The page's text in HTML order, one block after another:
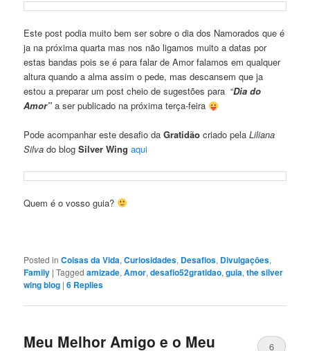
Este post podia muito bem ser sobre o dia dos Namorados que é
ja na próxima quarta mas nos não ligamos muito a datas por
estas bandas pois se é para falar de Amor falamos em qualquer
altura quando a alma assim o pede, mas descansem que ja
estou a preparar um post cheio de sugestões para “Dia do
Amor” a ser publicado na próxima terça-feira
Pode acompanhar este desafio daGratidão criado pelaLiliana
Silva do blogSilver Wing aqui
Quem é o vosso guia?
Posted in Coisas da Vida,Curiosidades, Desafios, Divulgaçōes,
Family |Tagged amizade,Amor,desafio52gratidao,guia,the silver
wing blog |6 Replies
Meu Melhor Amigo e o Meu
6